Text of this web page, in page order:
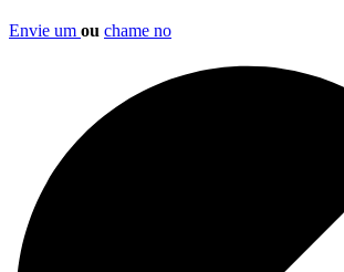
Envie um ou chame no